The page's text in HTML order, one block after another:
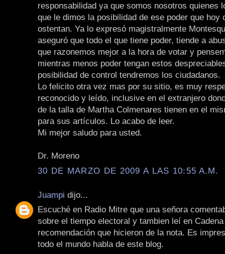
responsabilidad ya que somos nosotros quienes
que le dimos la posibilidad de ese poder que hoy
ostentan. Ya lo expresó magistralmente
aseguró que todo el que tiene poder, tiende a
que razonemos mejor a la hora de votar y
mientras menos poder tengan estos
posibilidad de control tendremos los ciudadanos.
Lo felicito otra vez mas por su sitio, es muy
reconocido y leído, inclusive en el extranjero
de la talla de Martha Colmenares tienen en el
para sus artículos. Lo acabo de leer.
Mi mejor saludo para usted.
Dr. Moreno
30 DE MARZO DE 2009 A LAS 10:55 A.M.
Juampi dijo...
Escuché en Radio Mitre que una señora
sobre el tiempo electoral y tambien leí en
recomendación que hicieron de la nota. Es
todo el mundo habla de este blog.